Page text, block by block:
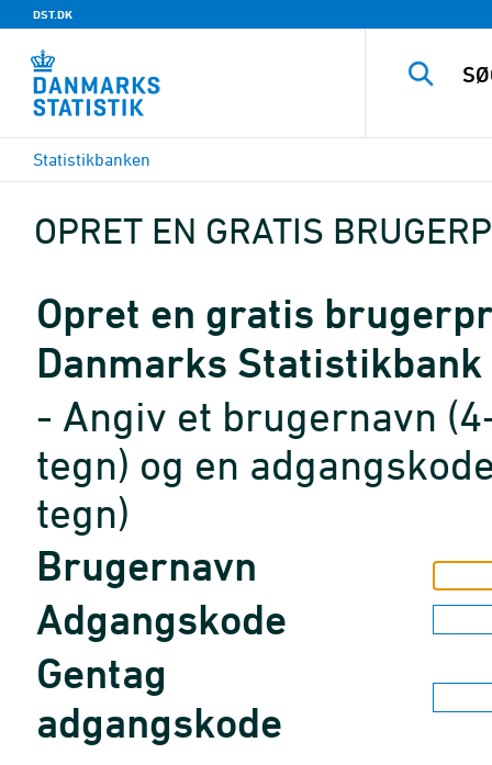
DST.DK
Statistikbanken
OPRET EN GRATIS
Opret en gratis
Danmarks Statistikbank
- Angiv et brugernavn
tegn) og en
tegn)
Brugernavn
Adgangskode
Gentag
adgangskode